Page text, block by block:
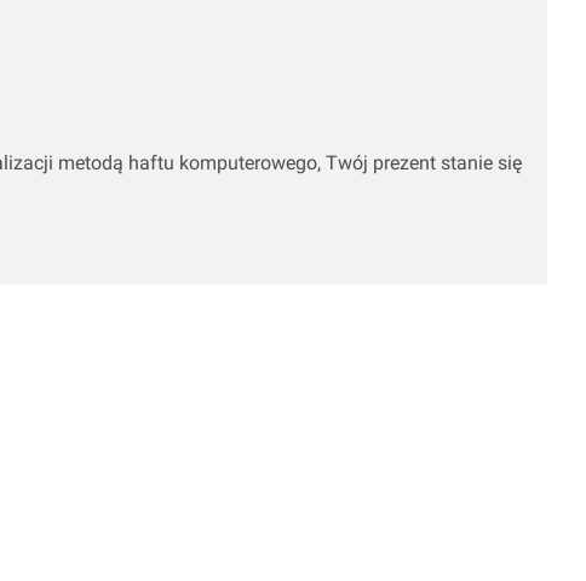
metodą haftu komputerowego, Twój prezent stanie się